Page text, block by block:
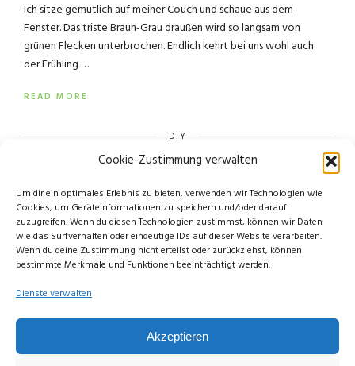
Cookie-Zustimmung verwalten
Um dir ein optimales Erlebnis zu bieten, verwenden wir Technologien wie
Cookies, um Geräteinformationen zu speichern und/oder darauf
zuzugreifen. Wenn du diesen Technologien zustimmst, können wir Daten
wie das Surfverhalten oder eindeutige IDs auf dieser Website verarbeiten.
Wenn du deine Zustimmung nicht erteilst oder zurückziehst, können
bestimmte Merkmale und Funktionen beeinträchtigt werden.
Dienste verwalten
Akzeptieren
Ich sitze gemütlich auf meiner Couch und schaue aus dem
Fenster. Das triste Braun-Grau draußen wird so langsam von
grünen Flecken unterbrochen. Endlich kehrt bei uns wohl auch
der Frühling …
READ MORE
DIY
© Copyright Limettengrün // Since 2015